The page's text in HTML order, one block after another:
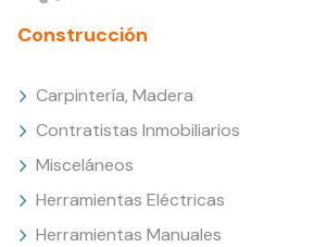
Construcción
Carpintería, Madera
Contratistas Inmobiliarios
Misceláneos
Herramientas Eléctricas
Herramientas Manuales